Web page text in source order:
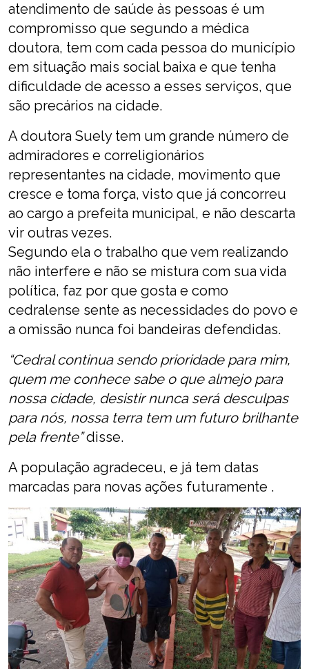
atendimento de saúde às pessoas é um
compromisso que segundo a médica
doutora, tem com cada pessoa do município
em situação mais social baixa e que tenha
dificuldade de acesso a esses serviços, que
são precários na cidade.
A doutora Suely tem um grande número de
admiradores e correligionários
representantes na cidade, movimento que
cresce e toma força, visto que já concorreu
ao cargo a prefeita municipal, e não descarta
vir outras vezes.
Segundo ela o trabalho que vem realizando
não interfere e não se mistura com sua vida
política, faz por que gosta e como
cedralense sente as necessidades do povo e
a omissão nunca foi bandeiras defendidas.
“Cedral continua sendo prioridade para mim,
quem me conhece sabe o que almejo para
nossa cidade, desistir nunca será desculpas
para nós, nossa terra tem um futuro brilhante
pela frente”disse.
A população agradeceu, e já tem datas
marcadas para novas ações futuramente .